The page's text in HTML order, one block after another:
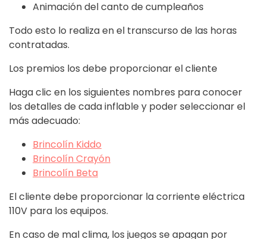
Animación del canto de cumpleaños
Todo esto lo realiza en el transcurso de las horas
contratadas.
Los premios los debe proporcionar el cliente
Haga clic en los siguientes nombres para conocer
los detalles de cada inflable y poder seleccionar el
más adecuado:
Brincolín Kiddo
Brincolín Crayón
Brincolín Beta
El cliente debe proporcionar la corriente eléctrica
110V para los equipos.
En caso de mal clima, los juegos se apagan por